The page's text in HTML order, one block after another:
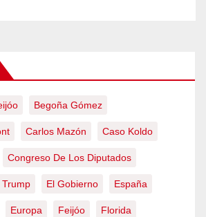
Begoña Gómez
Carlos Mazón Caso Koldo
Congreso De Los Diputados
Trump El Gobierno España
Europa Feijóo Florida